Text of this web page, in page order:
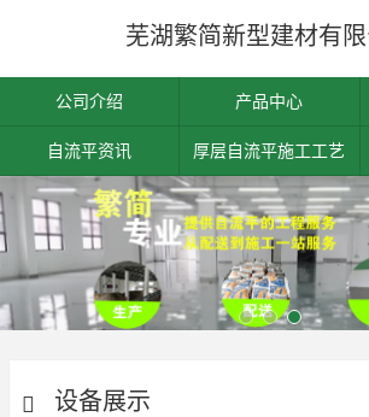
芜湖繁简新型建材有限
公司介绍 产品中心
自流平资讯 厚层自流平施工工艺
设备展示